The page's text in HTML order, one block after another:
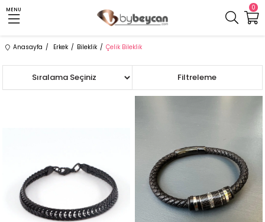
0
MENU
Anasayfa Erkek Bileklik Çelik Bileklik
Filtreleme
Sıralama